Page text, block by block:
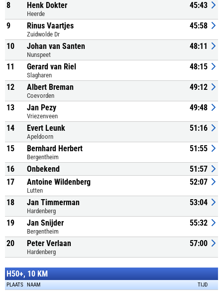
8 Henk Dokter
Heerde
45:43
9 Rinus Vaartjes
Zuidwolde Dr
45:58
10 Johan van Santen
Nunspeet
48:11
11 Gerard van Riel
Slagharen
48:15
12 Albert Breman
Coevorden
49:12
13 Jan Pezy
Vriezenveen
49:48
14 Evert Leunk
Apeldoorn
51:16
15 Bernhard Herbert
Bergentheim
51:55
16 Onbekend
51:57
17
Antoine Wildenberg
Lutten
52:07
18 Jan Timmerman
Hardenberg
53:04
19 Jan Snijder
Bergentheim
55:32
20 Peter Verlaan
Hardenberg
57:00
H50+, 10 KM
PLAATS NAAM TIJD